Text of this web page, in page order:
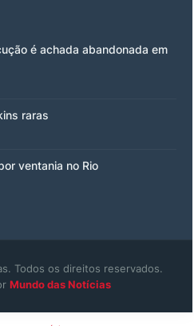
é achada abandonada em
raras
ventania no Rio
Todos os direitos reservados.
Mundo das Notícias